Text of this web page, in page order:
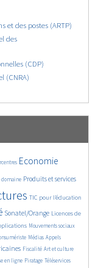
et des postes (ARTP)
des
(CDP)
(CNRA)
Economie
domaine Produits et services
TIC pour l’éducation
Sonatel/Orange Licences de
Mouvements sociaux
Médias Appels
Fiscalité Art et culture
en ligne Piratage Téléservices